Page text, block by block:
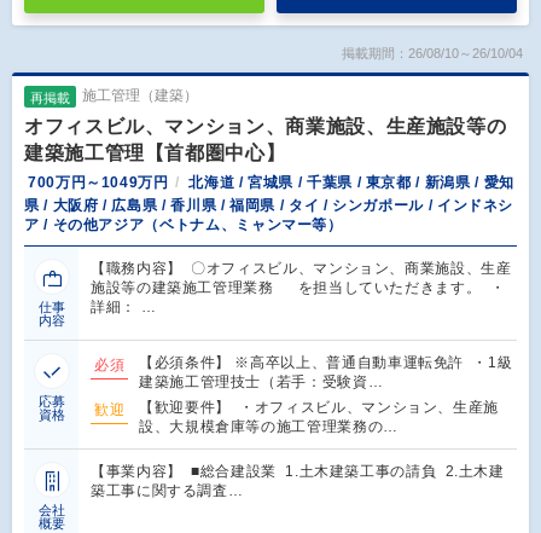
掲載期間：26/08/10～26/10/04
再掲載 施工管理（建築）
オフィスビル、マンション、商業施設、生産施設等の
建築施工管理【首都圏中心】
700万円～1049万円
北海道 / 宮城県 / 千葉県 / 東京都 / 新潟県 / 愛知
県 / 大阪府 / 広島県 / 香川県 / 福岡県 / タイ / シンガポール / インドネシ
ア / その他アジア（ベトナム、ミャンマー等）
仕事
内容
【職務内容】 〇オフィスビル、マンション、商業施設、生産
施設等の建築施工管理業務 を担当していただきます。 ・
詳細： …
応募
資格
必須
【必須条件】 ※高卒以上、普通自動車運転免許 ・1級
建築施工管理技士（若手：受験資…
歓迎
【歓迎要件】 ・オフィスビル、マンション、生産施
設、大規模倉庫等の施工管理業務の…
会社
概要
【事業内容】 ■総合建設業 1.土木建築工事の請負 2.土木建
築工事に関する調査…